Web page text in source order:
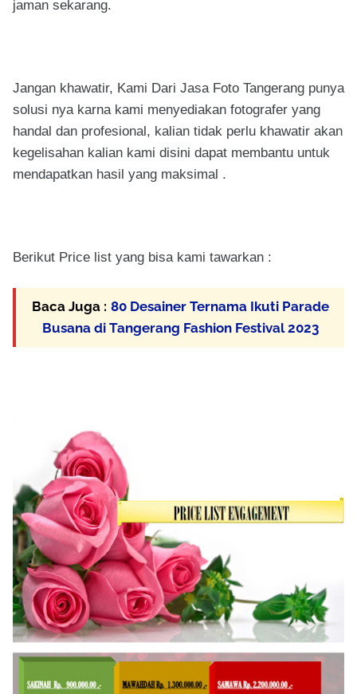
jaman sekarang.
Jangan khawatir, Kami Dari Jasa Foto Tangerang punya
solusi nya karna kami menyediakan fotografer yang
handal dan profesional, kalian tidak perlu khawatir akan
kegelisahan kalian kami disini dapat membantu untuk
mendapatkan hasil yang maksimal .
Berikut Price list yang bisa kami tawarkan :
Baca Juga : 80 Desainer Ternama Ikuti Parade
Busana di Tangerang Fashion Festival 2023